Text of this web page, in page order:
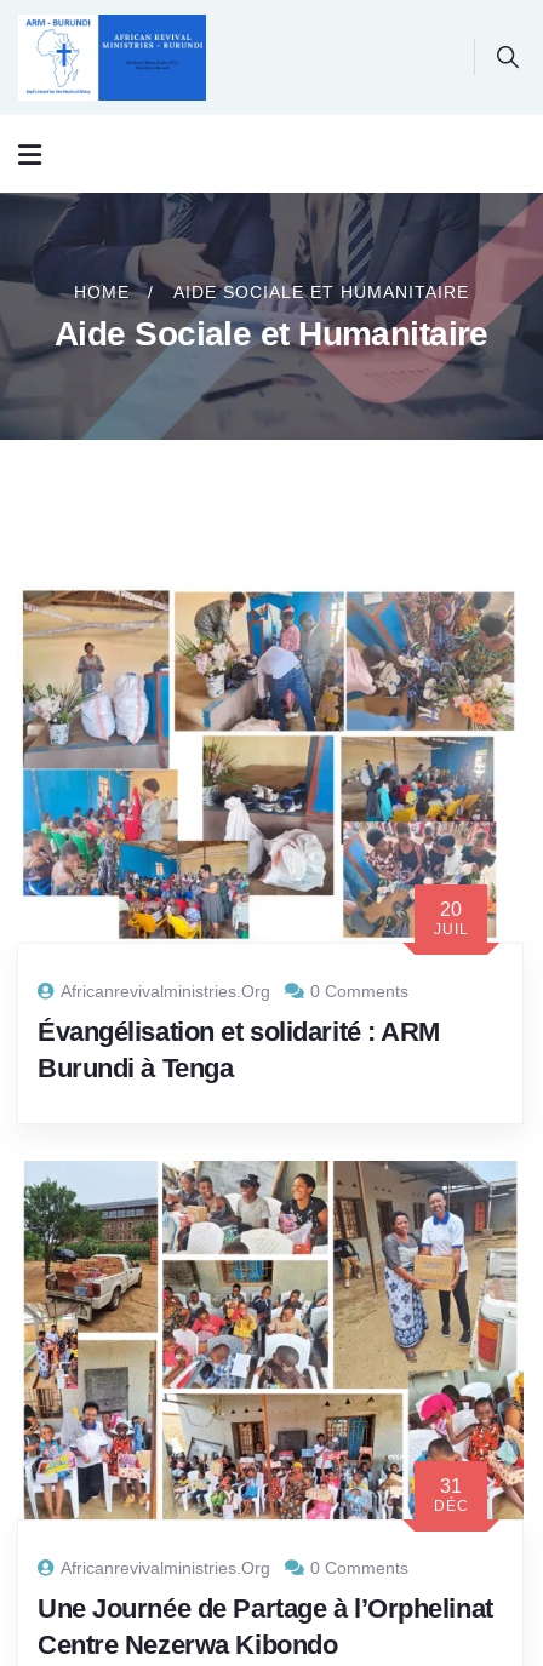
HOME AIDE SOCIALE ET HUMANITAIRE
Aide Sociale et Humanitaire
20
JUIL
Africanrevivalministries.org 0 Comments
Évangélisation et solidarité : ARM
Burundi à Tenga
31
DÉC
Africanrevivalministries.org 0 Comments
Une Journée de Partage à l’Orphelinat
Centre Nezerwa Kibondo